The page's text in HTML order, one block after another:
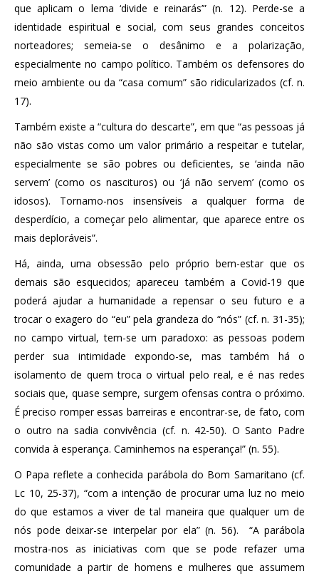
que aplicam o lema ‘divide e reinarás’” (n. 12). Perde-se a
identidade espiritual e social, com seus grandes conceitos
norteadores; semeia-se o desânimo e a polarização,
especialmente no campo político. Também os defensores do
meio ambiente ou da “casa comum” são ridicularizados (cf. n.
17).
Também existe a “cultura do descarte”, em que “as pessoas já
não são vistas como um valor primário a respeitar e tutelar,
especialmente se são pobres ou deficientes, se ‘ainda não
servem’ (como os nascituros) ou ‘já não servem’ (como os
idosos). Tornamo-nos insensíveis a qualquer forma de
desperdício, a começar pelo alimentar, que aparece entre os
mais deploráveis”.
Há, ainda, uma obsessão pelo próprio bem-estar que os
demais são esquecidos; apareceu também a Covid-19 que
poderá ajudar a humanidade a repensar o seu futuro e a
trocar o exagero do “eu” pela grandeza do “nós” (cf. n. 31-35);
no campo virtual, tem-se um paradoxo: as pessoas podem
perder sua intimidade expondo-se, mas também há o
isolamento de quem troca o virtual pelo real, e é nas redes
sociais que, quase sempre, surgem ofensas contra o próximo.
É preciso romper essas barreiras e encontrar-se, de fato, com
o outro na sadia convivência (cf. n. 42-50). O Santo Padre
convida à esperança. Caminhemos na esperança!” (n. 55).
O Papa reflete a conhecida parábola do Bom Samaritano (cf.
Lc 10, 25-37), “com a intenção de procurar uma luz no meio
do que estamos a viver de tal maneira que qualquer um de
nós pode deixar-se interpelar por ela” (n. 56). “A parábola
mostra-nos as iniciativas com que se pode refazer uma
comunidade a partir de homens e mulheres que assumem